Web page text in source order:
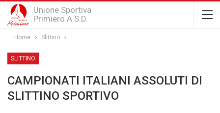
Unione Sportiva
Primiero A.S.D.
Home Slittino
SLITTINO
CAMPIONATI ITALIANI ASSOLUTI DI
SLITTINO SPORTIVO